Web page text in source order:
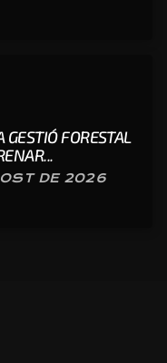
FORESTAL
DE 2026